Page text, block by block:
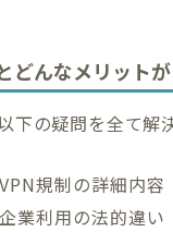
どんなメリット
下の疑問を全て解
規制の詳細内容
業利用の法的違い